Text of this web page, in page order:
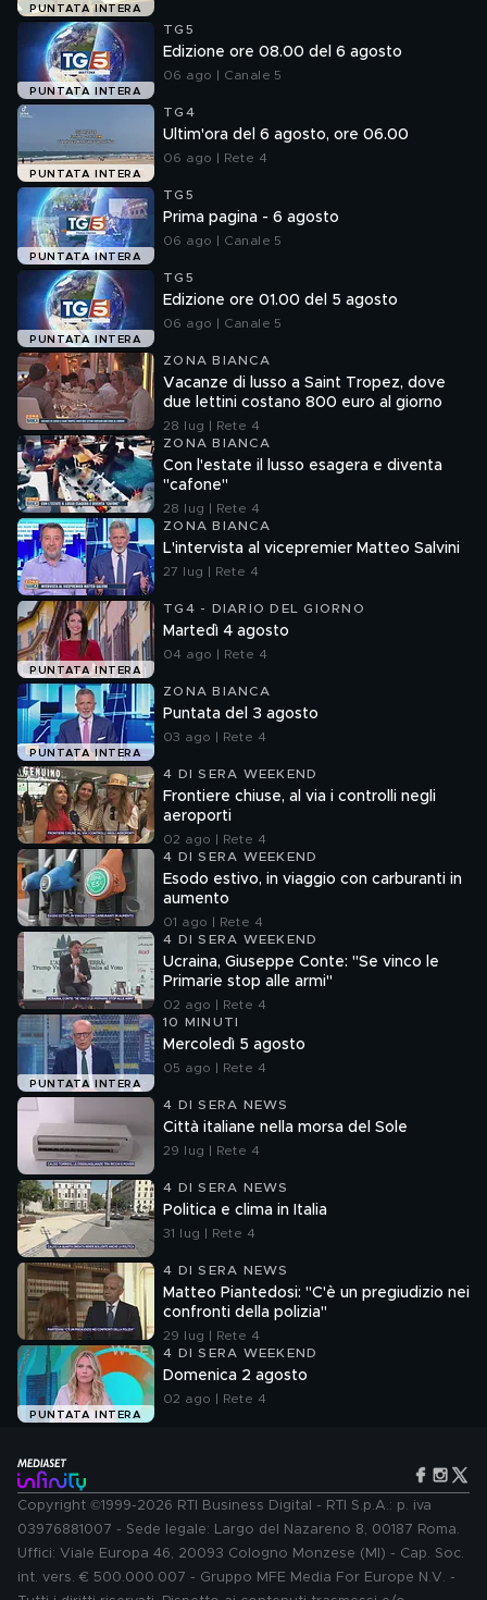
PUNTATA INTERA
PUNTATA INTERA
TG5
Edizione ore 08.00 del 6 agosto
06 ago | Canale 5
PUNTATA INTERA
TG4
Ultim'ora del 6 agosto, ore 06.00
06 ago | Rete 4
PUNTATA INTERA
TG5
Prima pagina - 6 agosto
06 ago | Canale 5
PUNTATA INTERA
TG5
Edizione ore 01.00 del 5 agosto
06 ago | Canale 5
ZONA BIANCA
Vacanze di lusso a Saint Tropez, dove
due lettini costano 800 euro al giorno
28 lug | Rete 4
ZONA BIANCA
Con l'estate il lusso esagera e diventa
"cafone"
28 lug | Rete 4
ZONA BIANCA
L'intervista al vicepremier Matteo Salvini
27 lug | Rete 4
PUNTATA INTERA
TG4 - DIARIO DEL GIORNO
Martedì 4 agosto
04 ago | Rete 4
PUNTATA INTERA
ZONA BIANCA
Puntata del 3 agosto
03 ago | Rete 4
4 DI SERA WEEKEND
Frontiere chiuse, al via i controlli negli
aeroporti
02 ago | Rete 4
4 DI SERA WEEKEND
Esodo estivo, in viaggio con carburanti in
aumento
01 ago | Rete 4
4 DI SERA WEEKEND
Ucraina, Giuseppe Conte: "Se vinco le
Primarie stop alle armi"
02 ago | Rete 4
PUNTATA INTERA
10 MINUTI
Mercoledì 5 agosto
05 ago | Rete 4
4 DI SERA NEWS
Città italiane nella morsa del Sole
29 lug | Rete 4
4 DI SERA NEWS
Politica e clima in Italia
31 lug | Rete 4
4 DI SERA NEWS
Matteo Piantedosi: "C'è un pregiudizio nei
confronti della polizia"
29 lug | Rete 4
PUNTATA INTERA
4 DI SERA WEEKEND
Domenica 2 agosto
02 ago | Rete 4
Copyright ©1999-2026 RTI Business Digital - RTI S.p.A.: p. iva
03976881007 - Sede legale: Largo del Nazareno 8, 00187 Roma.
Uffici: Viale Europa 46, 20093 Cologno Monzese (MI) - Cap. Soc.
int. vers. € 500.000.007 - Gruppo MFE Media For Europe N.V. -